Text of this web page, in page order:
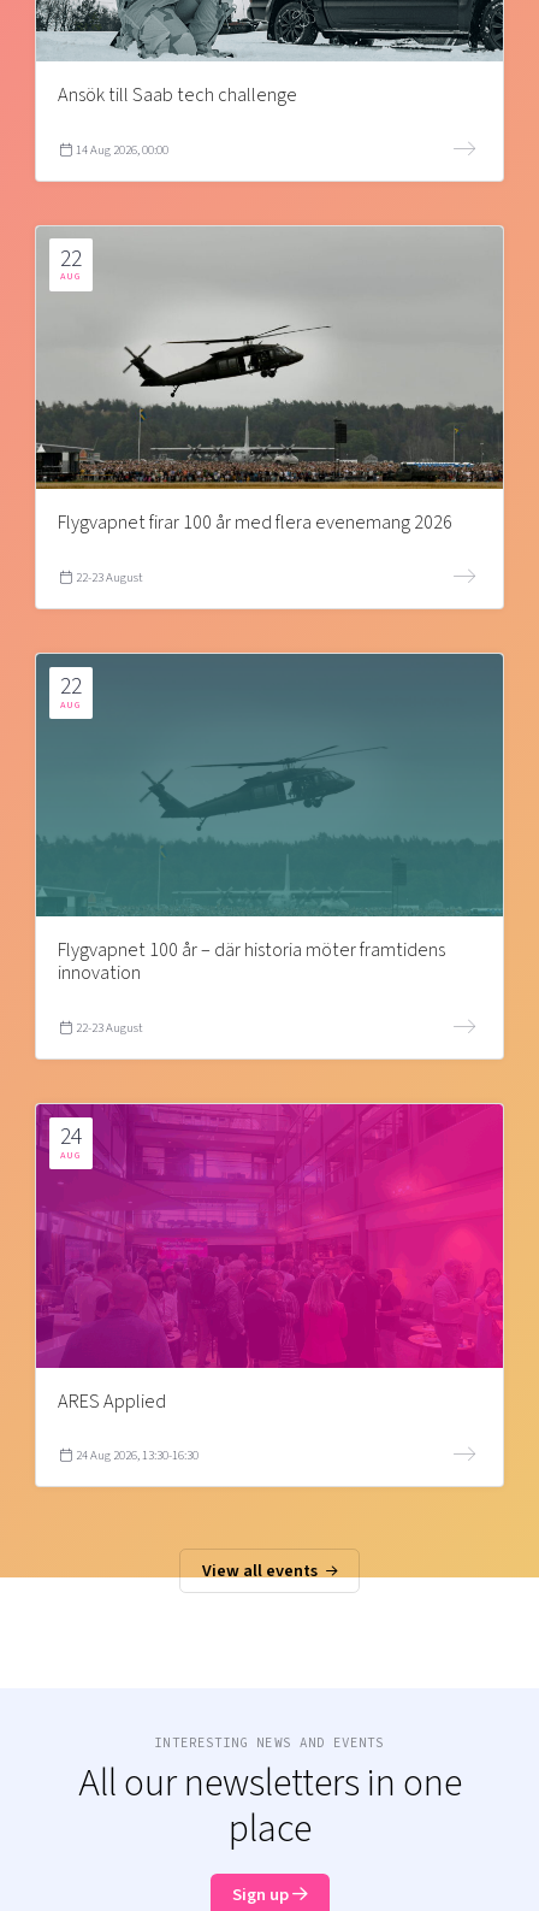
Ansök till Saab tech challenge
14 Aug 2026, 00:00
22
AUG
Flygvapnet firar 100 år med flera evenemang 2026
22-23 August
22
AUG
Flygvapnet 100 år – där historia möter framtidens
innovation
22-23 August
24
AUG
ARES Applied
24 Aug 2026, 13:30-16:30
View all events
INTERESTING NEWS AND EVENTS
All our newsletters in one
place
Sign up